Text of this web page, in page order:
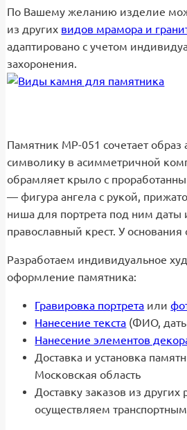
По Вашему желанию изделие
из других видов мрамора и
адаптировано с учетом
захоронения.
Памятник МР-051 сочетает образ
символику в асимметричной
обрамляет крыло с
— фигура ангела с рукой,
ниша для портрета под ним
православный крест. У основания
Разработаем индивидуальное
оформление памятника:
Гравировка портрета или
Нанесение текста (ФИО,
Нанесение элементов
Доставка и установка
Московская область
Доставку заказов из других
осуществляем